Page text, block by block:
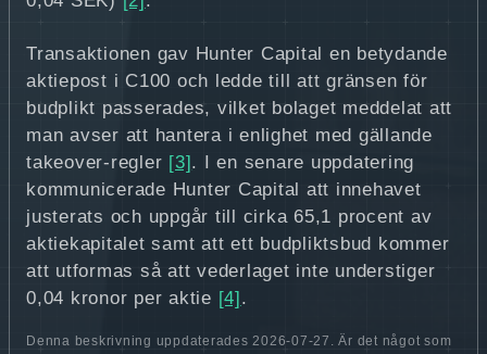
Transaktionen gav Hunter Capital en betydande
aktiepost i C100 och ledde till att gränsen för
budplikt passerades, vilket bolaget meddelat att
man avser att hantera i enlighet med gällande
takeover‑regler [3] . I en senare uppdatering
kommunicerade Hunter Capital att innehavet
justerats och uppgår till cirka 65,1 procent av
aktiekapitalet samt att ett budpliktsbud kommer
att utformas så att vederlaget inte understiger
0,04 kronor per aktie [4] .
Denna beskrivning uppdaterades 2026-07-27. Är det något som